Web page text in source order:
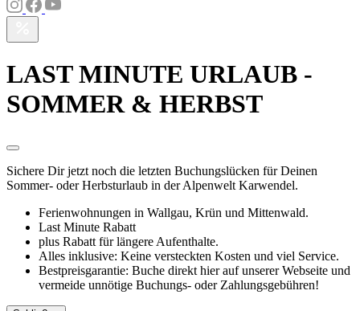
LAST MINUTE URLAUB -
SOMMER & HERBST
Sichere Dir jetzt noch die letzten Buchungslücken für Deinen
Sommer- oder Herbsturlaub in der Alpenwelt Karwendel.
Ferienwohnungen in Wallgau, Krün und Mittenwald.
Last Minute Rabatt
plus Rabatt für längere Aufenthalte.
Alles inklusive: Keine versteckten Kosten und viel Service.
Bestpreisgarantie: Buche direkt hier auf unserer Webseite und
vermeide unnötige Buchungs- oder Zahlungsgebühren!